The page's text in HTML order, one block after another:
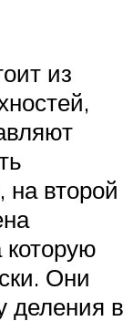
из
на второй
которую
Они
деления в